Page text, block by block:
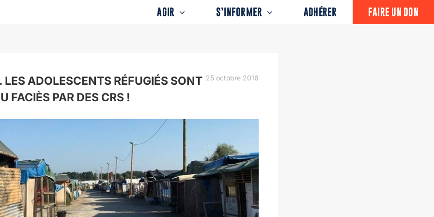
AGIR S’INFORMER ADHÉRER FAIRE UN DON
25 octobre 2016
LES ADOLESCENTS RÉFUGIÉS SONT
FACIÈS PAR DES CRS !